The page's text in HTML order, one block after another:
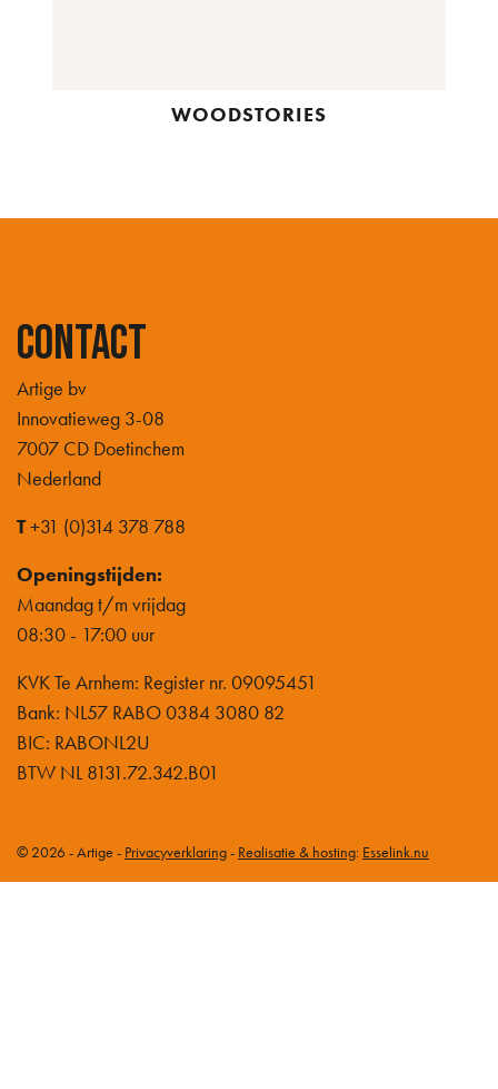
WOODSTORIES
Contact
Artige bv
Innovatieweg 3-08
7007 CD Doetinchem
Nederland
T+31 (0)314 378 788
Openingstijden:
Maandag t/m vrijdag
08:30 - 17:00 uur
KVK Te Arnhem: Register nr. 09095451
Bank: NL57 RABO 0384 3080 82
BIC: RABONL2U
BTW NL 8131.72.342.B01
© 2026 - Artige - Privacyverklaring- Realisatie & hosting: Esselink.nu